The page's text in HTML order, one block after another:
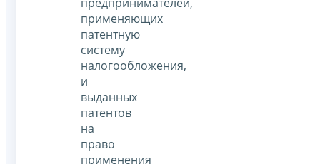
применяющих
патентную
систему
налогообложения,
и
выданных
патентов
на
право
применения